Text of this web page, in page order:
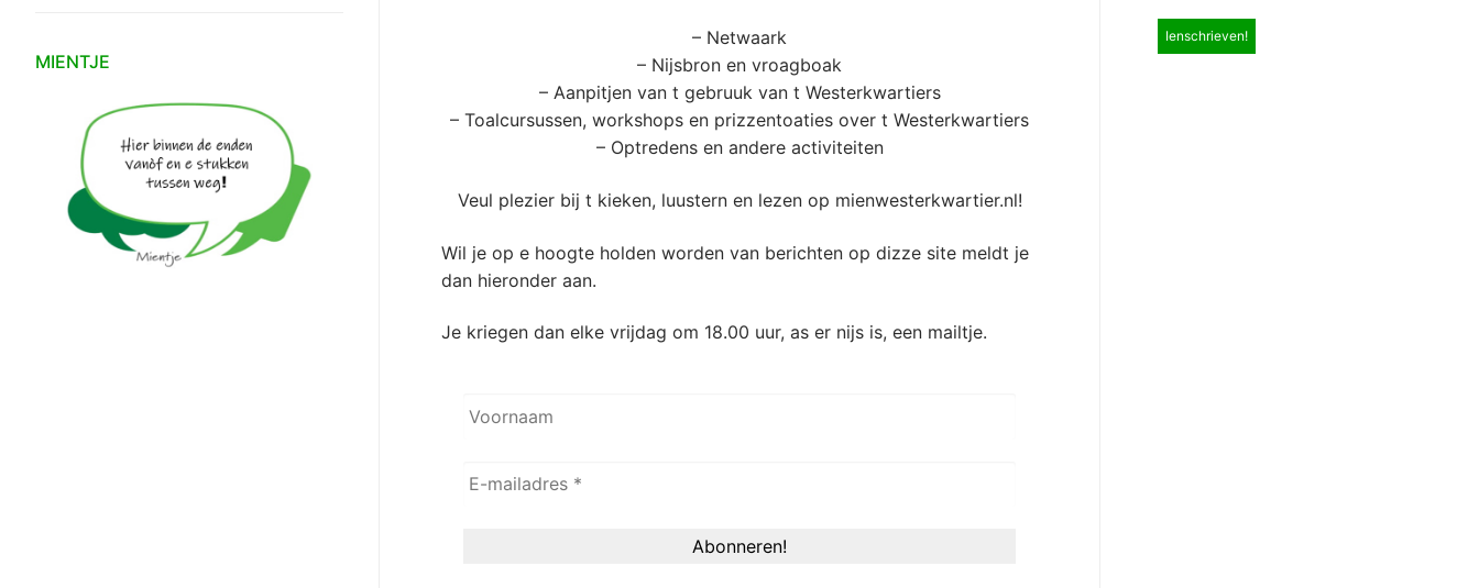
– Netwaark
– Nijsbron en vroagboak
– Aanpitjen van t gebruuk van t Westerkwartiers
– Toalcursussen, workshops en prizzentoaties over t Westerkwartiers
– Optredens en andere activiteiten
Veul plezier bij t kieken, luustern en lezen op mienwesterkwartier.nl!
Wil je op e hoogte holden worden van berichten op dizze site meldt je
dan hieronder aan.
Je kriegen dan elke vrijdag om 18.00 uur, as er nijs is, een mailtje.
MIENTJE